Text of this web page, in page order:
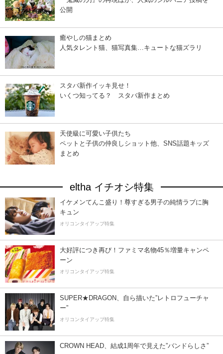
公開
癒やしの猫まとめ
人気タレント猫、猫写真集…キュートな猫ズラリ
スタバ新作イッキ見せ！
いくつ知ってる？ スタバ新作まとめ
天使級に可愛い子供たち
ペットと子供の仲良しショット他、SNS話題キッズ
まとめ
eltha イチオシ特集
イケメンてんこ盛り！尊すぎる男子の純情ラブに胸
キュン
オリコンタイアップ特集
大好評につき再び！ファミマ名物45％増量キャンペ
ーン
オリコンタイアップ特集
SUPER★DRAGON、自ら描いた”レトロフューチャ
ー”
オリコンタイアップ特集
CROWN HEAD、結成1周年で見えた”バンドらしさ”